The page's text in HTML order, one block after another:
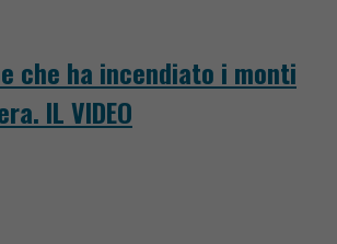
che ha incendiato i monti
IL VIDEO